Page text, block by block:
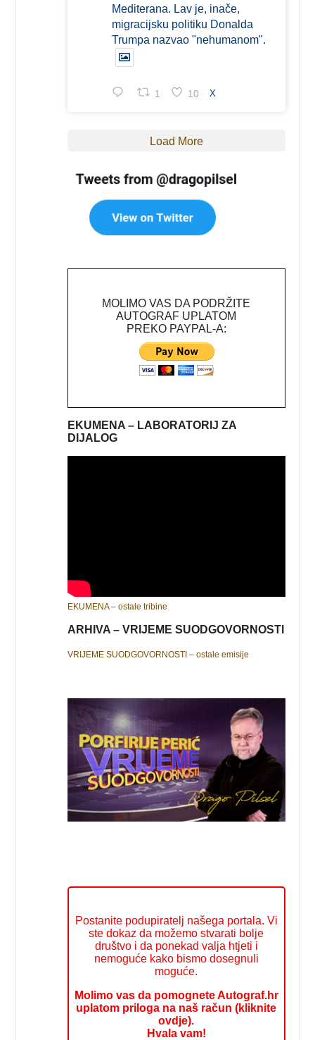
Mediterana. Lav je, inače,
migracijsku politiku Donalda
Trumpa nazvao "nehumanom".
1 10 X
Load More
MOLIMO VAS DA PODRŽITE
AUTOGRAF UPLATOM
PREKO PAYPAL-A:
EKUMENA – LABORATORIJ ZA
DIJALOG
EKUMENA – ostale tribine
ARHIVA – VRIJEME SUODGOVORNOSTI
VRIJEME SUODGOVORNOSTI – ostale emisije
Postanite podupiratelj našega portala. Vi
ste dokaz da možemo stvarati bolje
društvo i da ponekad valja htjeti i
nemoguće kako bismo dosegnuli
moguće.
Molimo vas da pomognete Autograf.hr
uplatom priloga na naš račun (kliknite
ovdje).
Hvala vam!